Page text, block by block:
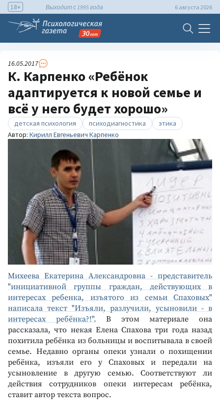
18+ Выходит с 1995 года 6 августа 2026
16.05.2017
К. Карпенко «Ребёнок
адаптируется к новой семье и
всё у него будет хорошо»
детская психология психодиагностика
этика
Автор: Кирилл Евгеньевич Карпенко
Михеева Екатерина Александровна - представитель
"инициативной группы граждан, действующих в
интересах ребенка, изъятого из семьи Спаховых"
написала текст "Изъяли, разлучили, усыновили - в
интересах ребёнка?!". В этом материале она
рассказала, что некая Елена Спахова три года назад
похитила ребёнка из больницы и воспитывала в своей
семье. Недавно органы опеки узнали о похищении
ребёнка, изъяли его у Спаховых и передали на
усыновление в другую семью. Соответствуют ли
действия сотрудников опеки интересам ребёнка,
ставит автор текста вопрос.